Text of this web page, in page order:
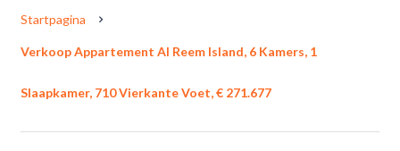
Startpagina
Verkoop Appartement Al Reem Island, 6 Kamers, 1
Slaapkamer, 710 Vierkante Voet, € 271.677